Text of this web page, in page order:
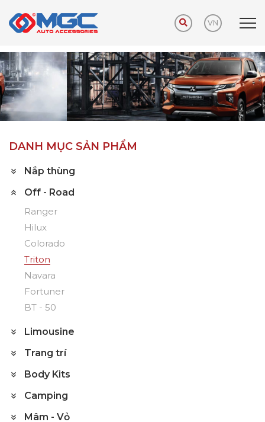
VN
Sản phẩm Off - Road Triton
DANH MỤC SẢN PHẨM
Nắp thùng
Off - Road
Ranger
Hilux
Colorado
Triton
Navara
Fortuner
BT - 50
Limousine
Trang trí
Body Kits
Camping
Mâm - Vỏ